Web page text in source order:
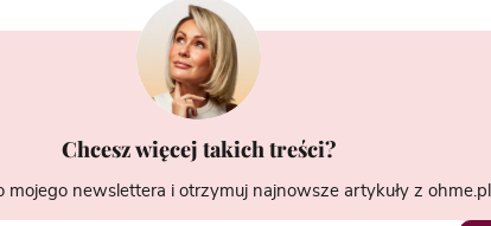
Chcesz więcej takich treści?
mojego newslettera i otrzymuj najnowsze artykuły z ohme.pl.